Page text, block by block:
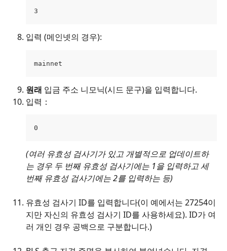
3
입력 (메인넷의 경우):
mainnet
원래 입금 주소 니모닉(시드 문구)을 입력합니다.
입력：
0
(여러 유효성 검사기가 있고 개별적으로 업데이트하
는 경우 두 번째 유효성 검사기에는 1을 입력하고 세
번째 유효성 검사기에는 2를 입력하는 등)
유효성 검사기 ID를 입력합니다(이 예에서는 27254이
지만 자신의 유효성 검사기 ID를 사용하세요). ID가 여
러 개인 경우 공백으로 구분합니다.)